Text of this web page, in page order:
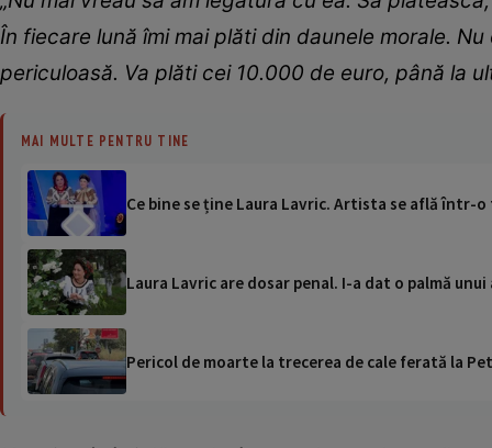
În fiecare lună îmi mai plăti din daunele morale.
periculoasă. Va plăti cei 10.000 de euro, până la
MAI MULTE PENTRU TINE
Ce bine se ține Laura Lavric. Artista se află într-
Laura Lavric are dosar penal. I-a dat o palmă
Pericol de moarte la trecerea de cale ferată la